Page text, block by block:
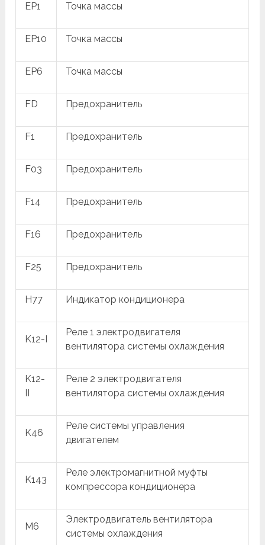
EP1 Точка массы
EP10 Точка массы
EP6 Точка массы
FD Предохранитель
F1 Предохранитель
F03 Предохранитель
F14 Предохранитель
F16 Предохранитель
F25 Предохранитель
H77 Индикатор кондиционера
K12-I
Реле 1 электродвигателя
вентилятора системы охлаждения
K12-
Реле 2 электродвигателя
вентилятора системы охлаждения
K46
Реле системы управления
двигателем
K143
Реле электромагнитной муфты
компрессора кондиционера
M6
Электродвигатель вентилятора
системы охлаждения